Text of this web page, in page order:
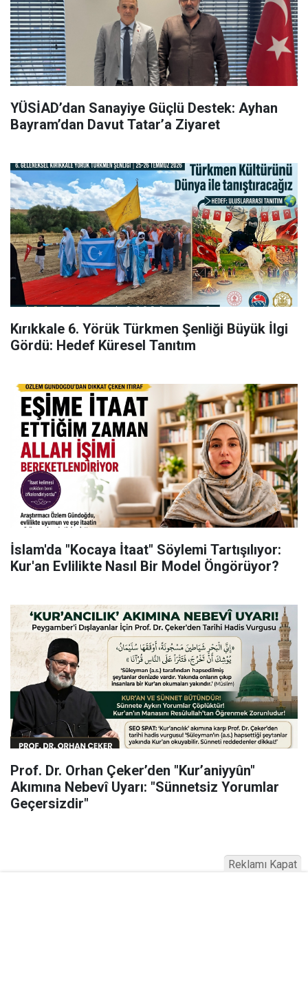
YÜSİAD’dan Sanayiye Güçlü Destek: Ayhan
Bayram’dan Davut Tatar’a Ziyaret
Kırıkkale 6. Yörük Türkmen Şenliği Büyük İlgi
Gördü: Hedef Küresel Tanıtım
İslam'da "Kocaya İtaat" Söylemi Tartışılıyor:
Kur'an Evlilikte Nasıl Bir Model Öngörüyor?
Prof. Dr. Orhan Çeker’den "Kur’aniyyûn"
Akımına Nebevî Uyarı: "Sünnetsiz Yorumlar
Geçersizdir"
Reklamı Kapat